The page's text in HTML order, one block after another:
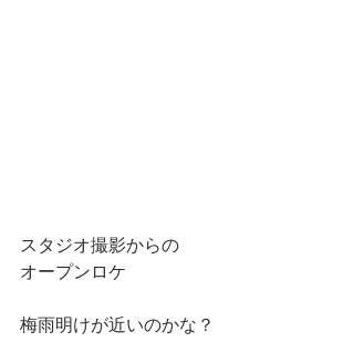
スタジオ撮影からの
オープンロケ
梅雨明けが近いのかな？